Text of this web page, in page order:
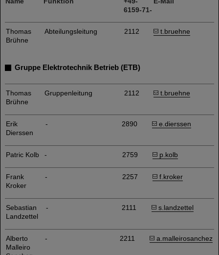
6159-71-
Thomas
Brühne
Abteilungsleitung 2112 t.bruehne
Gruppe Elektrotechnik Betrieb (ETB)
Thomas
Brühne
Gruppenleitung 2112 t.bruehne
Erik
Dierssen
- 2890 e.dierssen
Patric Kolb - 2759 p.kolb
Frank
Kroker
- 2257 f.kroker
Sebastian
Landzettel
- 2111 s.landzettel
Alberto
Malleiro
- 2211 a.malleirosanchez